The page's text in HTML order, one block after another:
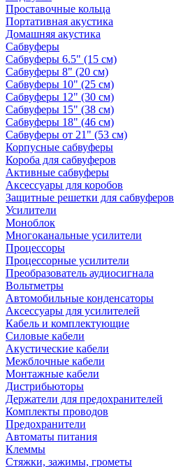
Проставочные кольца
Портативная акустика
Домашняя акустика
Сабвуферы
Сабвуферы 6.5" (15 см)
Сабвуферы 8" (20 см)
Сабвуферы 10" (25 см)
Сабвуферы 12" (30 см)
Сабвуферы 15" (38 см)
Сабвуферы 18" (46 см)
Сабвуферы от 21" (53 см)
Корпусные сабвуферы
Короба для сабвуферов
Активные сабвуферы
Аксессуары для коробов
Защитные решетки для сабвуферов
Усилители
Моноблок
Многоканальные усилители
Процессоры
Процессорные усилители
Преобразователь аудиосигнала
Вольтметры
Автомобильные конденсаторы
Аксессуары для усилителей
Кабель и комплектующие
Силовые кабели
Акустические кабели
Межблочные кабели
Монтажные кабели
Дистрибьюторы
Держатели для предохранителей
Комплекты проводов
Предохранители
Автоматы питания
Клеммы
Стяжки, зажимы, грометы